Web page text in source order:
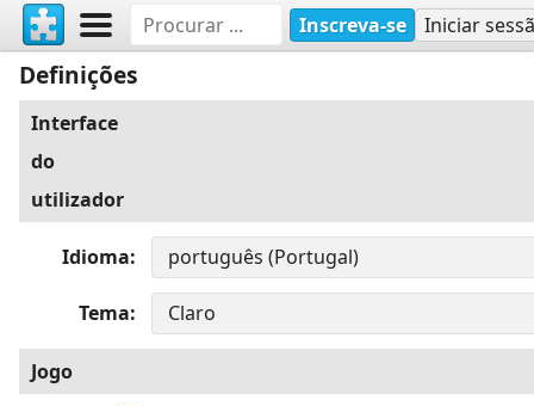
Inscreva-se Iniciar
Definições
Interface
do
utilizador
Idioma
Tema
Jogo